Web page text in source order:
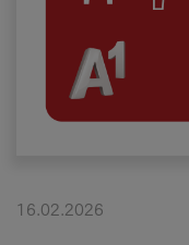
Поддршка
Надополни кредит
Плати сметка
#ПодобарОнлајн
16.02.2026